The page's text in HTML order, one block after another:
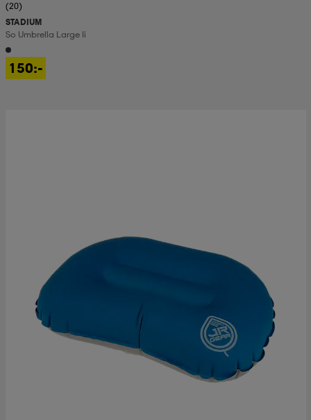
(20)
STADIUM
So Umbrella Large Ii
150:-